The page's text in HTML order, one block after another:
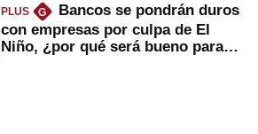
PLUS G
Bancos se pondrán duros
con empresas por culpa de El
Niño, ¿por qué será bueno para